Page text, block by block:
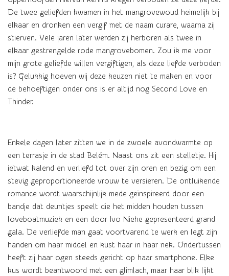
De twee geliefden kwamen in het mangrovewoud heimelijk bij
elkaar en dronken een vergif met de naam curare, waarna zij
stierven. Vele jaren later werden zij herboren als twee in
elkaar gestrengelde rode mangrovebomen. Zou ik me voor
mijn grote geliefde willen vergiftigen, als deze liefde verboden
is? Gelukkig hoeven wij deze keuzen niet te maken en voor
de behoeftigen onder ons is er altijd nog Second Love en
Thinder.
Enkele dagen later zitten we in de zwoele avondwarmte op
een terrasje in de stad Belém. Naast ons zit een stelletje. Hij
ietwat kalend en verliefd tot over zijn oren en bezig om een
stevig geproportioneerde vrouw te versieren. De ontluikende
romance wordt waarschijnlijk mede geïnspireerd door een
bandje dat deuntjes speelt die het midden houden tussen
loveboatmuziek en een door Ivo Niehe gepresenteerd grand
gala. De verliefde man gaat voortvarend te werk en legt zijn
handen om haar middel en kust haar in haar nek. Ondertussen
heeft zij haar ogen steeds gericht op haar smartphone. Elke
kus wordt beantwoord met een glimlach, maar haar blik lijkt